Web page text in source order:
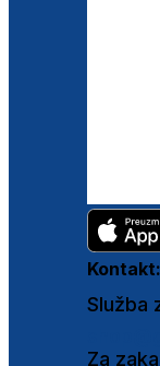
Kontakt:
Služba
Za